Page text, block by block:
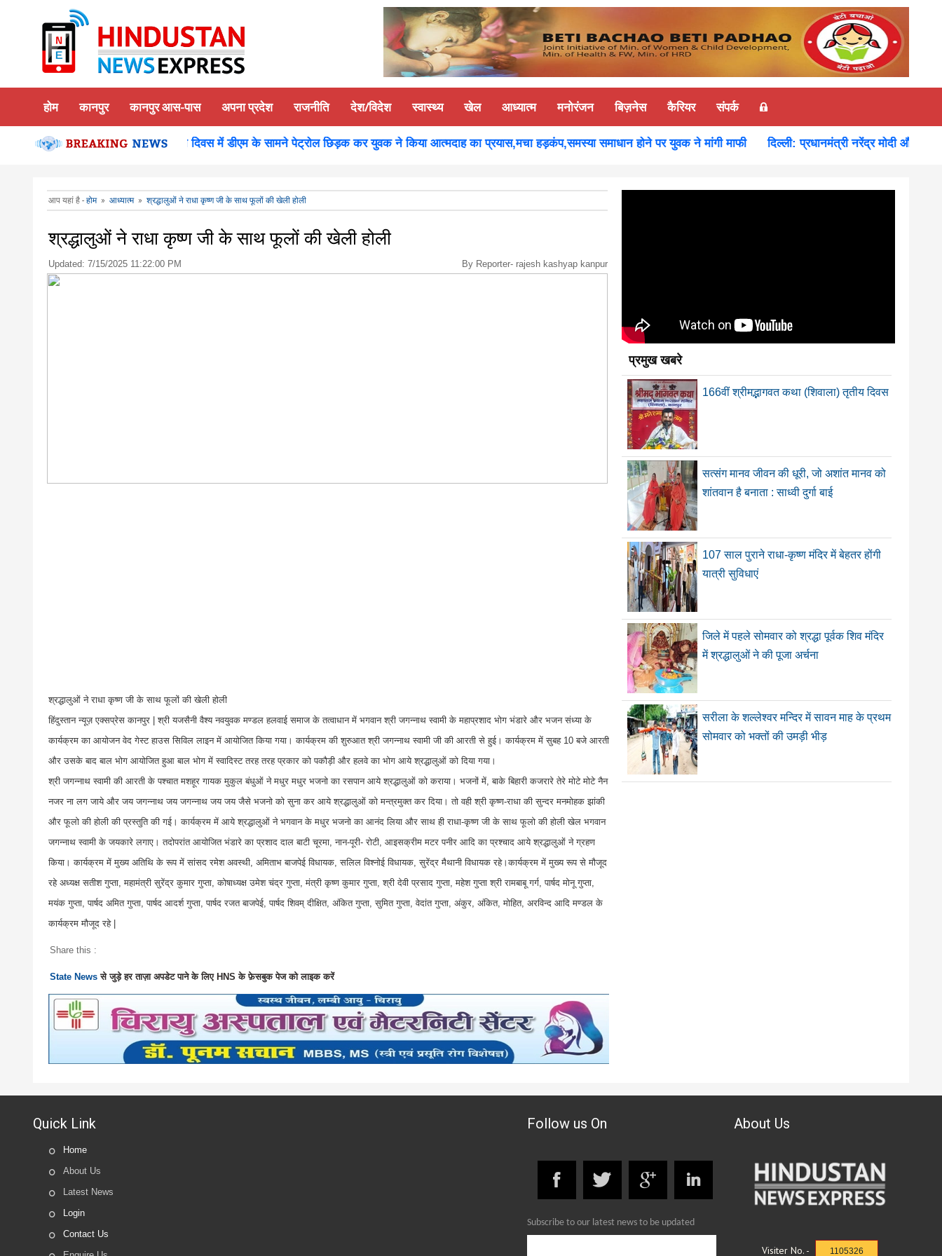
होम कानपुर कानपुर आस-पास अपना प्रदेश राजनीति देश/विदेश स्वास्थ्य खेल आध्यात्म मनोरंजन बिज़नेस कैरियर संपर्क
का किया दर्शन पूजन कानपुर-समाधान दिवस में डीएम के सामने पेट्रोल छिड़क कर युवक ने किया आत्मदाह का प्रयास,मचा हड़कंप,समस्या समाधान होने पर युवक ने मांगी माफी दिल्ली: प्रधानमंत्री नरेंद्र मोदी और रूस के
आप यहां है - होम» आध्यात्म» श्रद्धालुओं ने राधा कृष्ण जी के साथ फूलों की खेली होली
श्रद्धालुओं ने राधा कृष्ण जी के साथ फूलों की खेली होली
Updated: 7/15/2025 11:22:00 PM By Reporter- rajesh kashyap kanpur
श्रद्धालुओं ने राधा कृष्ण जी के साथ फूलों की खेली होली
हिंदुस्तान न्यूज़ एक्सप्रेस कानपुर | श्री यजसैनी वैश्य नवयुवक मण्डल हलवाई समाज के तत्वाधान में भगवान श्री जगन्नाथ स्वामी के महाप्रशाद भोग भंडारे और भजन संध्या के
कार्यक्रम का आयोजन वेद गेस्ट हाउस सिविल लाइन में आयोजित किया गया। कार्यक्रम की शुरुआत श्री जगन्नाथ स्वामी जी की आरती से हुई। कार्यक्रम में सुबह 10 बजे आरती
और उसके बाद बाल भोग आयोजित हुआ बाल भोग में स्वादिस्ट तरह तरह प्रकार को पकौड़ी और हलवे का भोग आये श्रद्धालुओं को दिया गया।
श्री जगन्नाथ स्वामी की आरती के पश्चात मशहूर गायक मुकुल बंधुओं ने मधुर मधुर भजनो का रसपान आये श्रद्धालुओं को कराया। भजनों में, बाके बिहारी कजरारे तेरे मोटे मोटे नैन
नजर ना लग जाये और जय जगन्नाथ जय जगन्नाथ जय जय जैसे भजनो को सुना कर आये श्रद्धालुओं को मन्त्रमुक्त कर दिया। तो वही श्री कृष्ण-राधा की सुन्दर मनमोहक झांकी
और फूलो की होली की प्रस्तुति की गई। कार्यक्रम में आये श्रद्धालुओं ने भगवान के मधुर भजनो का आनंद लिया और साथ ही राधा-कृष्ण जी के साथ फूलो की होली खेल भगवान
जगन्नाथ स्वामी के जयकारे लगाए। तदोपरांत आयोजित भंडारे का प्रशाद दाल बाटी चूरमा, नान-पूरी- रोटी, आइसक्रीम मटर पनीर आदि का प्रश्चाद आये श्रद्धालुओं ने ग्रहण
किया। कार्यक्रम में मुख्य अतिथि के रूप में सांसद रमेश अवस्थी, अमिताभ बाजपेई विधायक, सलिल विश्नोई विधायक, सुरेंद्र मैथानी विधायक रहे।कार्यक्रम में मुख्य रूप से मौजूद
रहे अध्यक्ष सतीश गुप्ता, महामंत्री सुरेंद्र कुमार गुप्ता, कोषाध्यक्ष उमेश चंद्र गुप्ता, मंत्री कृष्ण कुमार गुप्ता, श्री देवी प्रसाद गुप्ता, महेश गुप्ता श्री रामबाबू गर्ग, पार्षद मोनू गुप्ता,
मयंक गुप्ता, पार्षद अमित गुप्ता, पार्षद आदर्श गुप्ता, पार्षद रजत बाजपेई, पार्षद शिवम् दीक्षित, अंकित गुप्ता, सुमित गुप्ता, वेदांत गुप्ता, अंकुर, अंकित, मोहित, अरविन्द आदि मण्डल के
कार्यक्रम मौजूद रहे |
Share this :
State News से जुड़े हर ताज़ा अपडेट पाने के लिए HNS के फ़ेसबुक पेज को लाइक करें
प्रमुख खबरे
166वीं श्रीमद्भागवत कथा (शिवाला) तृतीय दिवस
सत्संग मानव जीवन की धूरी, जो अशांत मानव को
शांतवान है बनाता : साध्वी दुर्गा बाई
107 साल पुराने राधा-कृष्ण मंदिर में बेहतर होंगी
यात्री सुविधाएं
जिले में पहले सोमवार को श्रद्धा पूर्वक शिव मंदिर
में श्रद्धालुओं ने की पूजा अर्चना
सरीला के शल्लेश्वर मन्दिर में सावन माह के प्रथम
सोमवार को भक्तों की उमड़ी भीड़
Quick Link Follow us On About Us
Home
About Us
Latest News
Login
Contact Us
Subscribe to our latest news to be updated
Visiter No. - 1105326